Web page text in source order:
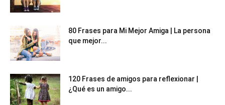
80 Frases para Mi Mejor Amiga | La persona
que mejor...
120 Frases de amigos para reflexionar |
¿Qué es un amigo...